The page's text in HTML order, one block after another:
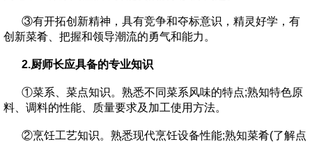
③有开拓创新精神，具有竞争和夺标意识，精灵好学，有
创新菜肴、把握和领导潮流的勇气和能力。
2.厨师长应具备的专业知识
①菜系、菜点知识。熟悉不同菜系风味的特点;熟知特色原
料、调料的性能、质量要求及加工使用方法。
②烹饪工艺知识。熟悉现代烹饪设备性能;熟知菜肴(了解点